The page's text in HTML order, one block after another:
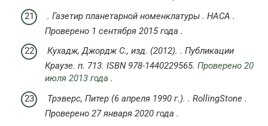
. Газетир планетарной номенклатуры . НАСА .
Проверено 1 сентября 2015 года .
Кухадж, Джордж С., изд. (2012). . Публикации
Краузе. п. 713. ISBN978-1440229565. Проверено 20
июля 2013 года .
Трэверс, Питер (6 апреля 1990 г.). . RollingStone .
Проверено 27 января 2020 года .